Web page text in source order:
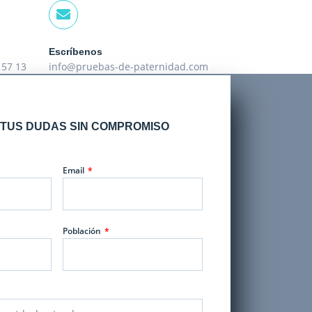
13
Escríbenos
info@pruebas-de-paternidad.com
DUDAS SIN COMPROMISO
Email
Población